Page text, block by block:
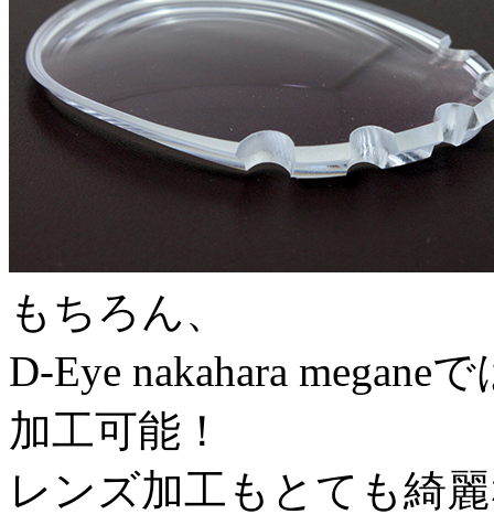
もちろん、
D-Eye nakahara megane
加工可能！
レンズ加工もとても綺